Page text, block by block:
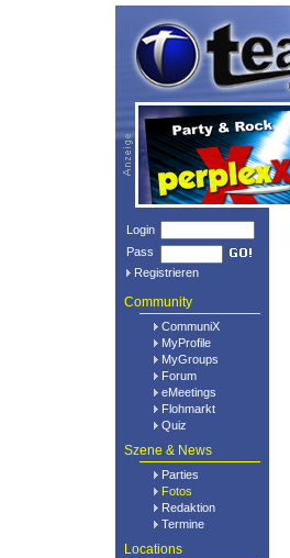
Login
Pass
Registrieren
Community
CommuniX
MyProfile
MyGroups
Forum
eMeetings
Flohmarkt
Quiz
Szene & News
Parties
Fotos
Redaktion
Termine
Locations